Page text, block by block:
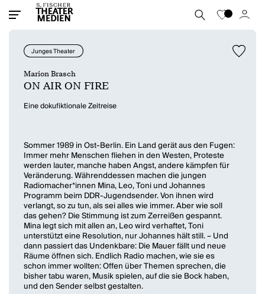
Junges Theater
Marion Brasch
ON AIR ON FIRE
Eine dokufiktionale Zeitreise
Sommer 1989 in Ost-Berlin. Ein Land gerät aus den Fugen:
Immer mehr Menschen fliehen in den Westen, Proteste
werden lauter, manche haben Angst, andere kämpfen für
Veränderung. Währenddessen machen die jungen
Radiomacher*innen Mina, Leo, Toni und Johannes
Programm beim DDR-Jugendsender. Von ihnen wird
verlangt, so zu tun, als sei alles wie immer. Aber wie soll
das gehen? Die Stimmung ist zum Zerreißen gespannt.
Mina legt sich mit allen an, Leo wird verhaftet, Toni
unterstützt eine Resolution, nur Johannes hält still. – Und
dann passiert das Undenkbare: Die Mauer fällt und neue
Räume öffnen sich. Endlich Radio machen, wie sie es
schon immer wollten: Offen über Themen sprechen, die
bisher tabu waren, Musik spielen, auf die sie Bock haben,
und den Sender selbst gestalten.